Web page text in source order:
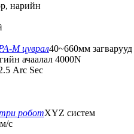
нарийн
M цуврал40~660мм загварууд
ачаалал 4000N
Arc Sec
роботXYZ систем
с